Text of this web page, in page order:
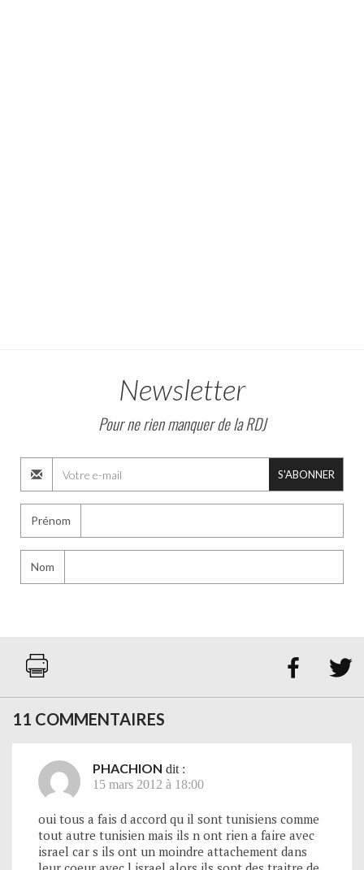
Newsletter
Pour ne rien manquer de la RDJ
S'ABONNER
Prénom
Nom
 
11 COMMENTAIRES
PHACHION dit :
15 mars 2012 à 18:00
oui tous a fais d accord qu il sont tunisiens comme
tout autre tunisien mais ils n ont rien a faire avec
israel car s ils ont un moindre attachement dans